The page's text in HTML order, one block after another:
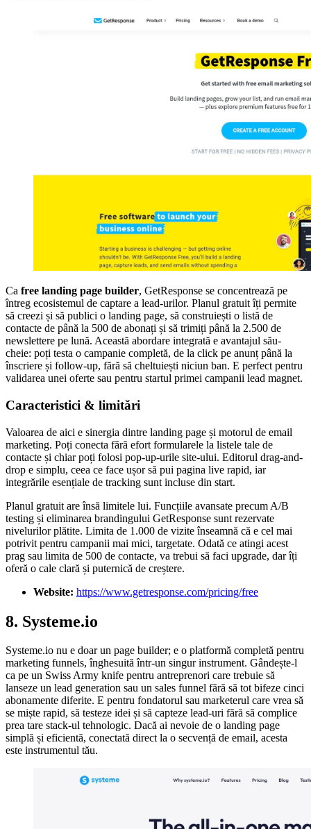
Ca free landing page builder, GetResponse se concentrează pe
întreg ecosistemul de captare a lead-urilor. Planul gratuit îți permite
să creezi și să publici o landing page, să construiești o listă de
contacte de până la 500 de abonați și să trimiți până la 2.500 de
newslettere pe lună. Această abordare integrată e avantajul său-
cheie: poți testa o campanie completă, de la click pe anunț până la
înscriere și follow-up, fără să cheltuiești niciun ban. E perfect pentru
validarea unei oferte sau pentru startul primei campanii lead magnet.
Caracteristici & limitări
Valoarea de aici e sinergia dintre landing page și motorul de email
marketing. Poți conecta fără efort formularele la listele tale de
contacte și chiar poți folosi pop-up-urile site-ului. Editorul drag-and-
drop e simplu, ceea ce face ușor să pui pagina live rapid, iar
integrările esențiale de tracking sunt incluse din start.
Planul gratuit are însă limitele lui. Funcțiile avansate precum A/B
testing și eliminarea brandingului GetResponse sunt rezervate
nivelurilor plătite. Limita de 1.000 de vizite înseamnă că e cel mai
potrivit pentru campanii mai mici, targetate. Odată ce atingi acest
prag sau limita de 500 de contacte, va trebui să faci upgrade, dar îți
oferă o cale clară și puternică de creștere.
Website: https://www.getresponse.com/pricing/free
8. Systeme.io
Systeme.io nu e doar un page builder; e o platformă completă pentru
marketing funnels, înghesuită într-un singur instrument. Gândește-l
ca pe un Swiss Army knife pentru antreprenori care trebuie să
lanseze un lead generation sau un sales funnel fără să tot bifeze cinci
abonamente diferite. E pentru fondatorul sau marketerul care vrea să
se miște rapid, să testeze idei și să capteze lead-uri fără să complice
prea tare stack-ul tehnologic. Dacă ai nevoie de o landing page
simplă și eficientă, conectată direct la o secvență de email, acesta
este instrumentul tău.